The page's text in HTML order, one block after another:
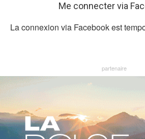
Me connecter via
La connexion via Facebook est